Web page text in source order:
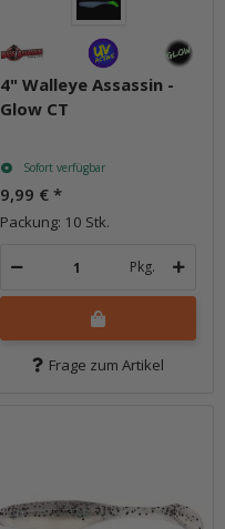
4" Walleye Assassin -
Glow CT
Sofort verfügbar
9,99 € *
Packung: 10 Stk.
Pkg.
Frage zum Artikel